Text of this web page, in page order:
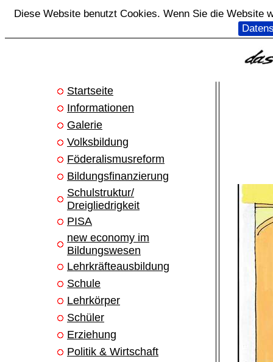
Diese Website benutzt Cookies. Wenn Sie die Website
Startseite
Informationen
Galerie
Volksbildung
Föderalismusreform
Bildungsfinanzierung
Schulstruktur/
Dreigliedrigkeit
PISA
new economy im
Bildungswesen
Lehrkräfteausbildung
Schule
Lehrkörper
Schüler
Erziehung
Politik & Wirtschaft